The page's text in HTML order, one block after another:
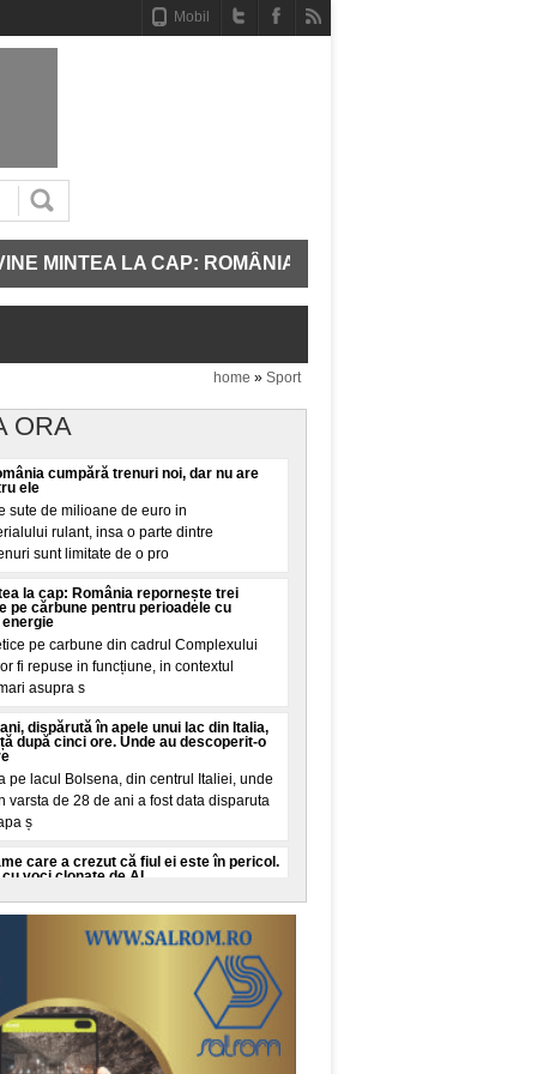
Mobil
LA CAP: ROMÂNIA REPORNEȘTE TREI UNITĂȚI
home » Sport
ORA
cumpără trenuri noi, dar nu are
ele
sute de milioane de euro in
rulant, insa o parte dintre
sunt limitate de o pro
la cap: România repornește trei
pe cărbune pentru perioadele cu
pe carbune din cadrul Complexului
fi repuse in funcțiune, in contextul
asupra s
dispărută în apele unui lac din Italia,
după cinci ore. Unde au descoperit-o
pe lacul Bolsena, din centrul Italiei, unde
varsta de 28 de ani a fost data disparuta
ș
care a crezut că fiul ei este în pericol.
voci clonate de AI
New York, a trait cateva minute de
fiul ei in varsta de 16 ani este in pericol de
de la
româncă o vizită la urgențe în SUA:
la vreo sumă de aia nebună, exact așa
SUA a starnit dezbateri pe TikTok dupa
neașteptata pe care va trebui sa o